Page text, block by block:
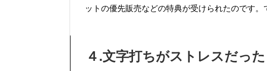
ットの優先販売などの特典が受けられたのです。
４ .文字打ちがストレスだった